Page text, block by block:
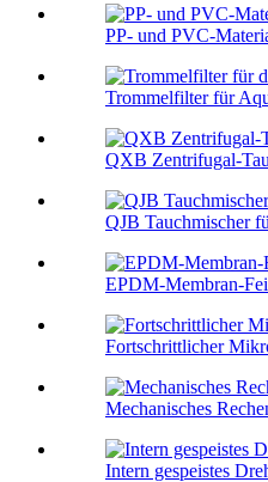
PP- und PVC-
Trommelfilter für
QXB Zentrifugal-
QJB Tauchmischer
EPDM-Membran-
Fortschrittlicher
Mechanisches
Intern gespeistes